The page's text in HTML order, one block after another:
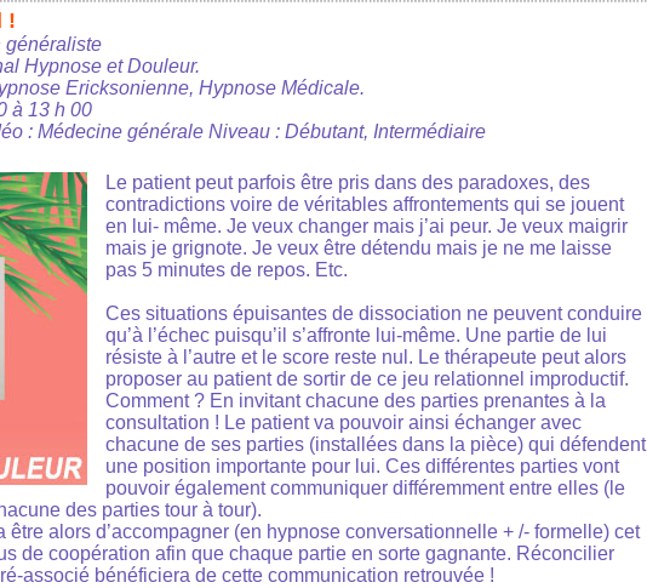
!
généraliste
Hypnose et Douleur.
Ericksonienne, Hypnose Médicale.
à 13 h 00
: Médecine générale Niveau : Débutant, Intermédiaire
Le patient peut parfois être pris dans des paradoxes, des
contradictions voire de véritables affrontements qui se jouent
en lui- même. Je veux changer mais j’ai peur. Je veux maigrir
mais je grignote. Je veux être détendu mais je ne me laisse
pas 5 minutes de repos. Etc.
Ces situations épuisantes de dissociation ne peuvent conduire
qu’à l’échec puisqu’il s’affronte lui-même. Une partie de lui
résiste à l’autre et le score reste nul. Le thérapeute peut alors
proposer au patient de sortir de ce jeu relationnel improductif.
Comment ? En invitant chacune des parties prenantes à la
consultation ! Le patient va pouvoir ainsi échanger avec
chacune de ses parties (installées dans la pièce) qui défendent
une position importante pour lui. Ces différentes parties vont
pouvoir également communiquer différemment entre elles (le
des parties tour à tour).
être alors d’accompagner (en hypnose conversationnelle + /- formelle) cet
de coopération afin que chaque partie en sorte gagnante. Réconcilier
associé bénéficiera de cette communication retrouvée !